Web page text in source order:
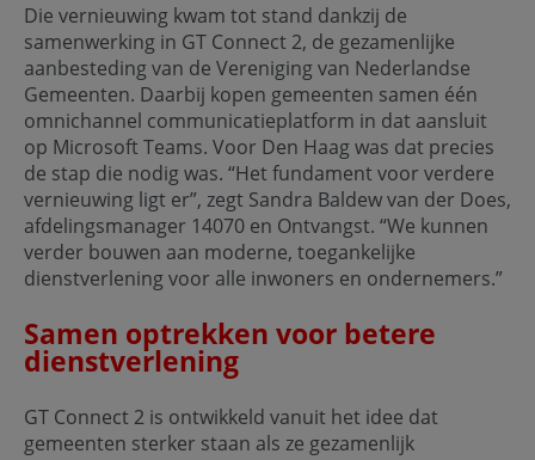
Die vernieuwing kwam tot stand dankzij de
samenwerking in GT Connect 2, de gezamenlijke
aanbesteding van de Vereniging van Nederlandse
Gemeenten. Daarbij kopen gemeenten samen één
omnichannel communicatieplatform in dat aansluit
op Microsoft Teams. Voor Den Haag was dat precies
de stap die nodig was. “Het fundament voor verdere
vernieuwing ligt er”, zegt Sandra Baldew van der Does,
afdelingsmanager 14070 en Ontvangst. “We kunnen
verder bouwen aan moderne, toegankelijke
dienstverlening voor alle inwoners en ondernemers.”
Samen optrekken voor betere
dienstverlening
GT Connect 2 is ontwikkeld vanuit het idee dat
gemeenten sterker staan als ze gezamenlijk